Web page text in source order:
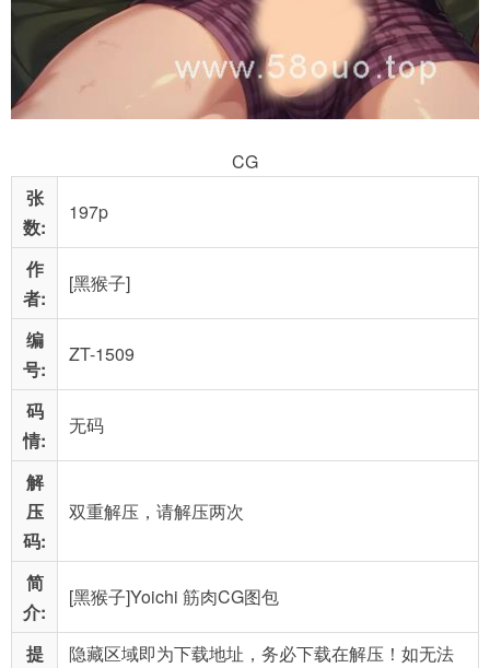
CG
张
数:
197p
作
者:
[黑猴子]
编
号:
ZT-1509
码
情:
无码
解
压
码:
双重解压，请解压两次
简
介:
[黑猴子]Yoichi 筋肉CG图包
提
隐藏区域即为下载地址，务必下载在解压！如无法